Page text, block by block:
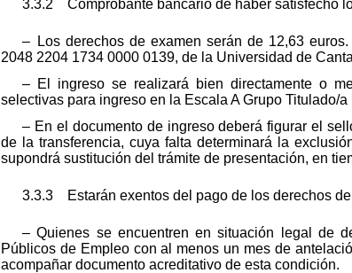
3.3.2 Comprobante bancario de haber satisfecho
– Los derechos de examen serán de 12,63
2048 2204 1734 0000 0139, de la Universidad de
– El ingreso se realizará bien directamente o
selectivas para ingreso en la Escala A Grupo Titulado/
– En el documento de ingreso deberá figurar el
de la transferencia, cuya falta determinará la
supondrá sustitución del trámite de presentación, en
3.3.3 Estarán exentos del pago de los derechos
– Quienes se encuentren en situación legal de
Públicos de Empleo con al menos un mes de
acompañar documento acreditativo de esta condición.